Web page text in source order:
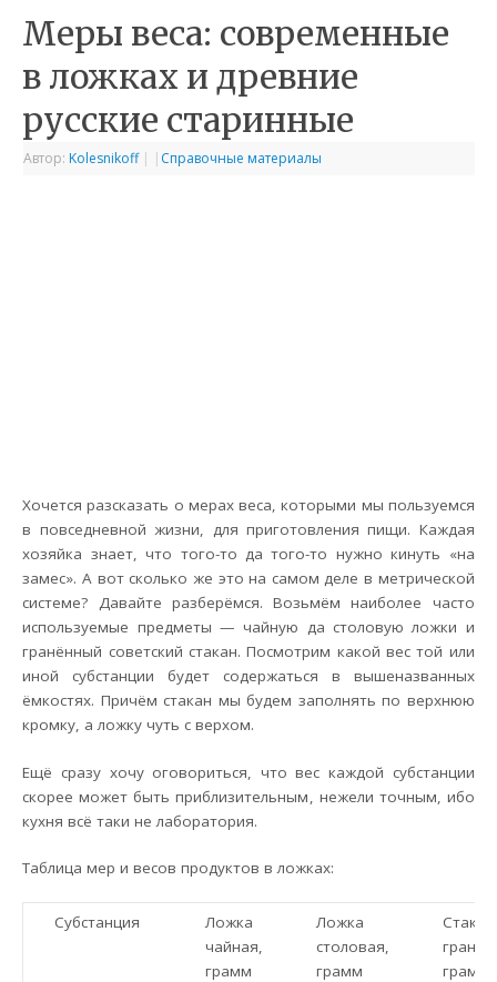
Меры веса: современные
в ложках и древние
русские старинные
Автор: Kolesnikoff | | Справочные материалы
Хочется разсказать о мерах веса, которыми мы пользуемся
в повседневной жизни, для приготовления пищи. Каждая
хозяйка знает, что того-то да того-то нужно кинуть «на
замес». А вот сколько же это на самом деле в метрической
системе? Давайте разберёмся. Возьмём наиболее часто
используемые предметы — чайную да столовую ложки и
гранённый советский стакан. Посмотрим какой вес той или
иной субстанции будет содержаться в вышеназванных
ёмкостях. Причём стакан мы будем заполнять по верхнюю
кромку, а ложку чуть с верхом.
Ещё сразу хочу оговориться, что вес каждой субстанции
скорее может быть приблизительным, нежели точным, ибо
кухня всё таки не лаборатория.
Таблица мер и весов продуктов в ложках:
Субстанция
Ложка
чайная,
грамм
Ложка
столовая,
грамм
Стакан
грамм.